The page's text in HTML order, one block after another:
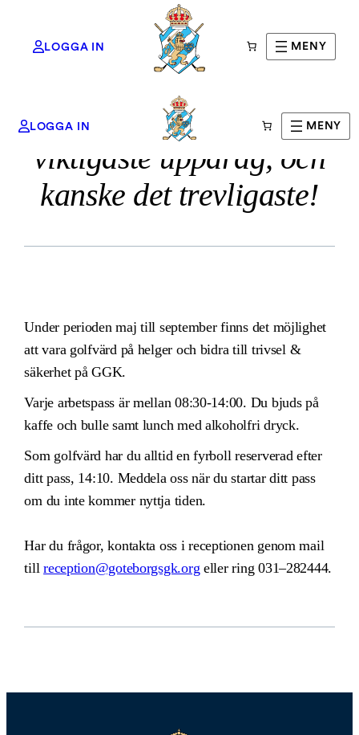
till
innehåll
LOGGA IN MENY
LOGGA IN MENY
Ett av klubbens
viktigaste uppdrag, och
kanske det trevligaste!
Under perioden maj till september finns det möjlighet
att vara golfvärd på helger och bidra till trivsel &
säkerhet på GGK.
Varje arbetspass är mellan 08:30-14:00. Du bjuds på
kaffe och bulle samt lunch med alkoholfri dryck.
Som golfvärd har du alltid en fyrboll reserverad efter
ditt pass, 14:10. Meddela oss när du startar ditt pass
om du inte kommer nyttja tiden.
Har du frågor, kontakta oss i receptionen genom mail
tillreception@goteborgsgk.org eller ring 031–282444.